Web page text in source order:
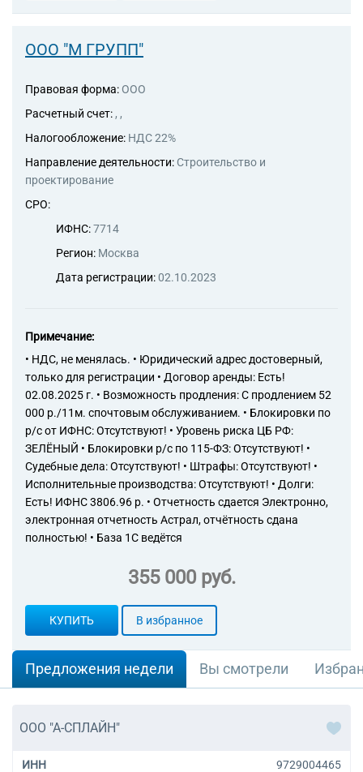
ООО "М ГРУПП"
Правовая форма: ООО
Расчетный счет: , ,
Налогообложение: НДС 22%
Направление деятельности: Строительство и
проектирование
СРО:
ИФНС:7714
Регион: Москва
Дата регистрации:02.10.2023
Примечание:
• НДС, не менялась. • Юридический адрес достоверный,
только для регистрации • Договор аренды: Есть!
02.08.2025 г. • Возможность продления: С продлением 52
000 р./11м. спочтовым обслуживанием. • Блокировки по
р/с от ИФНС: Отсутствуют! • Уровень риска ЦБ РФ:
ЗЕЛЁНЫЙ • Блокировки р/с по 115-ФЗ: Отсутствуют! •
Судебные дела: Отсутствуют! • Штрафы: Отсутствуют! •
Исполнительные производства: Отсутствуют! • Долги:
Есть! ИФНС 3806.96 р. • Отчетность сдается Электронно,
электронная отчетность Астрал, отчётность сдана
полностью! • База 1С ведётся
355 000 руб.
КУПИТЬ В избранное
Предложения недели Вы смотрели
ООО "А-СПЛАЙН"
ИНН 9729004465